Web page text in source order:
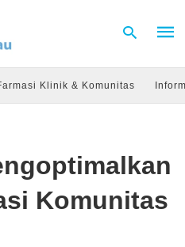
and
Klinik & Komunitas
Komunitas